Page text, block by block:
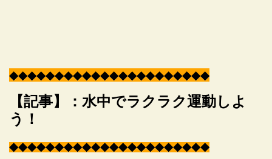
◆◆◆◆◆◆◆◆◆◆◆◆◆◆◆◆◆◆◆◆◆◆
【記事】：水中でラクラク運動しよ
う！
◆◆◆◆◆◆◆◆◆◆◆◆◆◆◆◆◆◆◆◆◆◆